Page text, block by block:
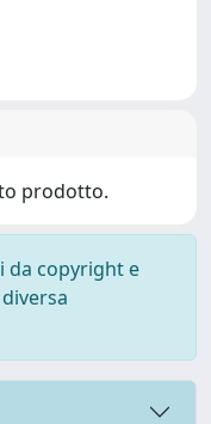
prodotto.
da copyright e